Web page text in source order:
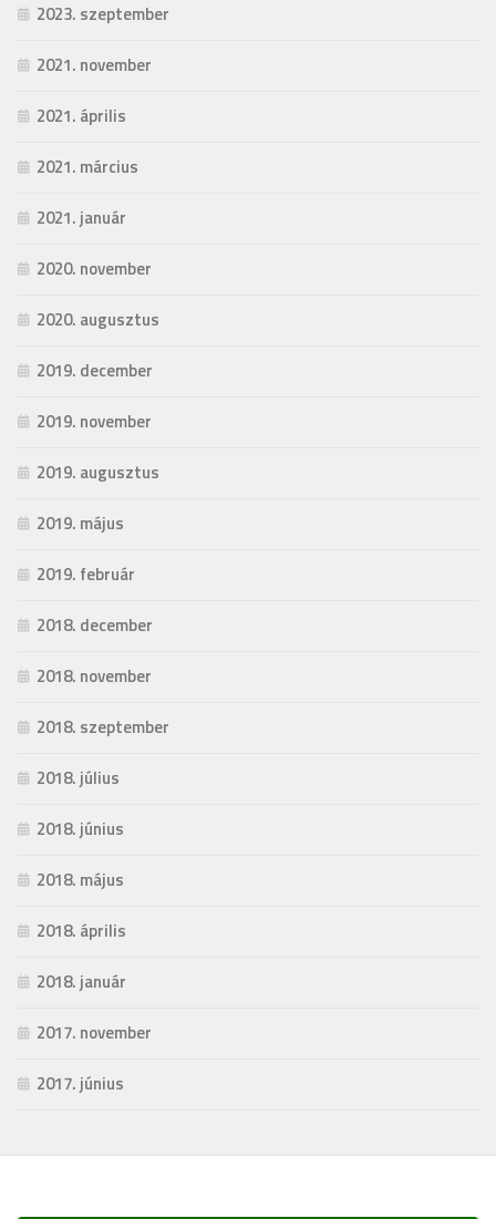
2023. szeptember
2021. november
2021. április
2021. március
2021. január
2020. november
2020. augusztus
2019. december
2019. november
2019. augusztus
2019. május
2019. február
2018. december
2018. november
2018. szeptember
2018. július
2018. június
2018. május
2018. április
2018. január
2017. november
2017. június